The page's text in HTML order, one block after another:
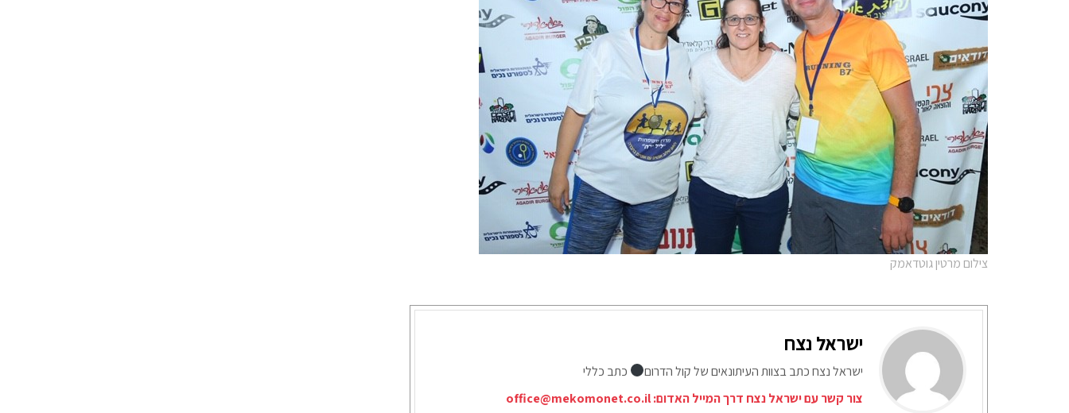
צילום מרטין גוטדאמק
ישראל נצח
ישראל נצח כתב בצוות העיתונאים של קול הדרום
כתב כללי
צור קשר עם ישראל נצח דרך המייל האדום:office@mekomonet.co.il